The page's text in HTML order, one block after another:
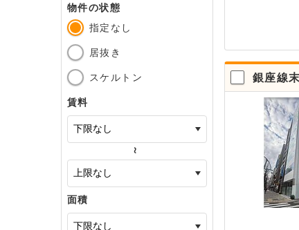
物件の状態
指定なし
居抜き
スケルトン
賃料
～
面積
銀座線